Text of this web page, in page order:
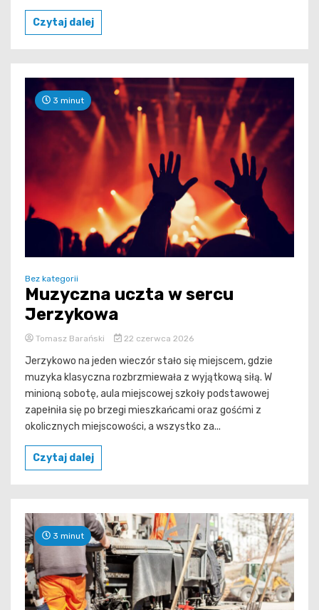
Czytaj dalej
3 minut
Bez kategorii
Muzyczna uczta w sercu
Jerzykowa
Tomasz Barański 22 czerwca 2026
Jerzykowo na jeden wieczór stało się miejscem, gdzie
muzyka klasyczna rozbrzmiewała z wyjątkową siłą. W
minioną sobotę, aula miejscowej szkoły podstawowej
zapełniła się po brzegi mieszkańcami oraz gośćmi z
okolicznych miejscowości, a wszystko za...
Czytaj dalej
3 minut